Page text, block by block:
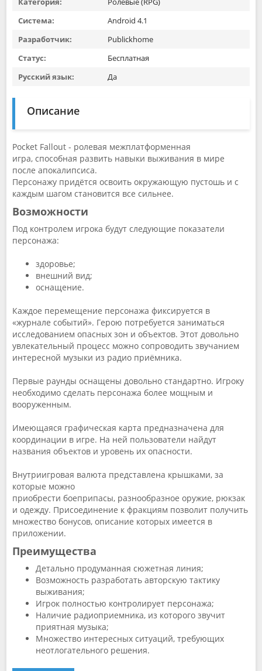
Система:
Android 4.1
Разработчик:
Publickhome
Статус:
Бесплатная
Русский язык:
Да
Описание
Pocket Fallout - ролевая межплатформенная
игра, способная развить навыки выживания в мире
после апокалипсиса.
Персонажу придётся освоить окружающую пустошь и с
каждым шагом становится все сильнее.
Возможности
Под контролем игрока будут следующие показатели
персонажа:
здоровье;
внешний вид;
оснащение.
Каждое перемещение персонажа фиксируется в
«журнале событий». Герою потребуется заниматься
исследованием опасных зон и объектов. Этот довольно
увлекательный процесс можно сопроводить звучанием
интересной музыки из радио приёмника.
Первые раунды оснащены довольно стандартно. Игроку
необходимо сделать персонажа более мощным и
вооруженным.
Имеющаяся графическая карта предназначена для
координации в игре. На ней пользователи найдут
названия объектов и уровень их опасности.
Внутриигровая валюта представлена крышками, за
которые можно
приобрести боеприпасы, разнообразное оружие, рюкзак
и одежду. Присоединение к фракциям позволит получить
множество бонусов, описание которых имеется в
приложении.
Преимущества
Детально продуманная сюжетная линия;
Возможность разработать авторскую тактику
выживания;
Игрок полностью контролирует персонажа;
Наличие радиоприемника, из которого звучит
приятная музыка;
Множество интересных ситуаций, требующих
неотлогательного решения.